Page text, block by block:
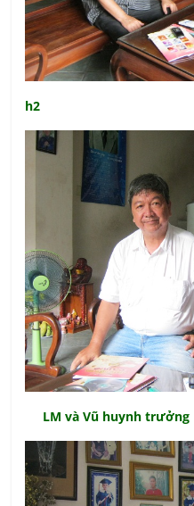
h2
LM và Vũ huynh trưởng